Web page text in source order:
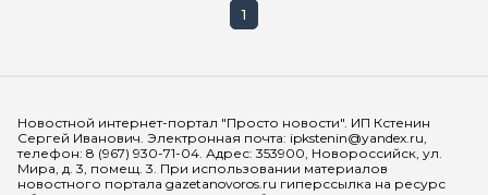
1
Новостной интернет-портал "Просто новости". ИП Кстенин
Сергей Иванович. Электронная почта: ipkstenin@yandex.ru,
телефон: 8 (967) 930-71-04. Адрес: 353900, Новороссийск, ул.
Мира, д. 3, помещ. 3. При использовании материалов
новостного портала gazetanovoros.ru гиперссылка на ресурс